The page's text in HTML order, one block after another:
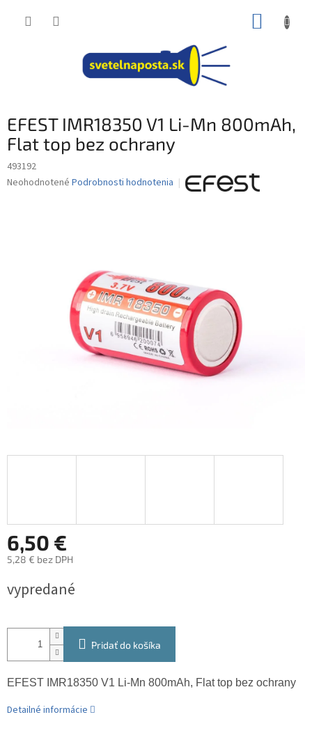
EFEST IMR18350 V1 Li-Mn 800mAh,
Flat top bez ochrany
493192
Priemerné
Neohodnotené Podrobnosti hodnotenia
6,50 €
5,28 € bez DPH
cena:
vypredané
Pridať do košíka
EFEST IMR18350 V1 Li-Mn 800mAh, Flat top bez ochrany
Detailné informácie